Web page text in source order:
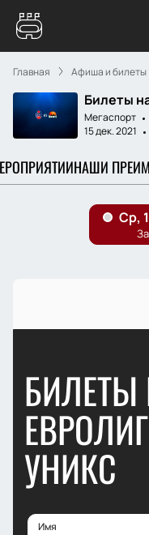
Главная Афиша и билеты
Билеты
Мегаспорт
15 дек. 2021
НАШИ
БИЛЕТЫ
УНИКС
Имя